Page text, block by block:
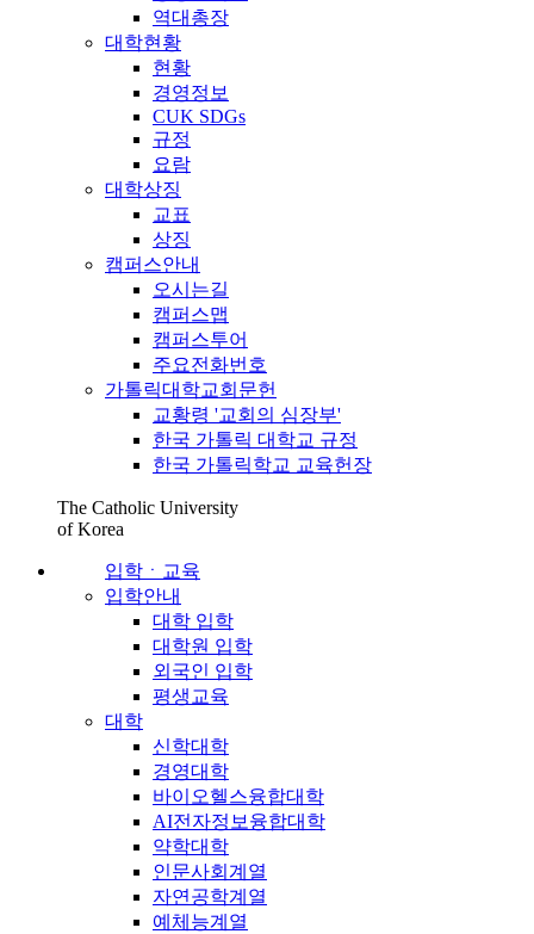
역대총장
대학현황
현황
경영정보
CUK SDGs
규정
요람
대학상징
교표
상징
캠퍼스안내
오시는길
캠퍼스맵
캠퍼스투어
주요전화번호
가톨릭대학교회문헌
교황령 '교회의 심장부'
한국 가톨릭 대학교 규정
한국 가톨릭학교 교육헌장
The Catholic University
of Korea
입학ㆍ교육
입학안내
대학 입학
대학원 입학
외국인 입학
평생교육
대학
신학대학
경영대학
바이오헬스융합대학
AI전자정보융합대학
약학대학
인문사회계열
자연공학계열
예체능계열